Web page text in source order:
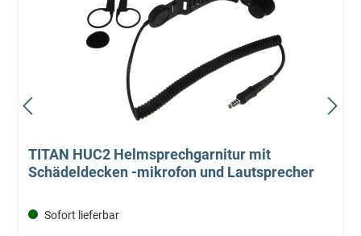
TITAN HUC2 Helmsprechgarnitur mit
Schädeldecken -mikrofon und Lautsprecher
Sofort lieferbar